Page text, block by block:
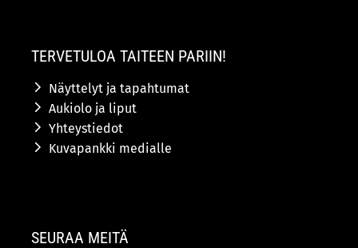
TERVETULOA TAITEEN PARIIN!
Näyttelyt ja tapahtumat
Aukiolo ja liput
Yhteystiedot
Kuvapankki medialle
SEURAA MEITÄ